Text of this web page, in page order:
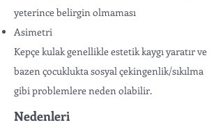
yeterince belirgin olmaması
Asimetri
Kepçe kulak genellikle estetik kaygı yaratır ve
bazen çocuklukta sosyal çekingenlik/sıkılma
gibi problemlere neden olabilir.
Nedenleri